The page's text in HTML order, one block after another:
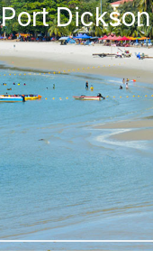
Port Dickson